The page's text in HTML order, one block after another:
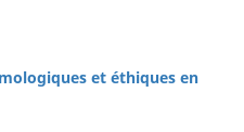
et éthiques en